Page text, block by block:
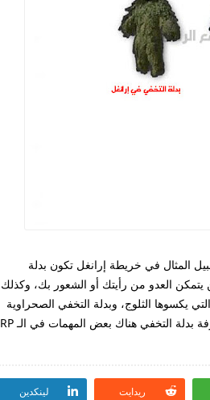
المثال في خريطة إرانغل تكون بدلة
العدو من رأيتك أو الشعور بك، وكذلك
يكسوها الثلوج، وبدلة التخفي الصحراوية
في خريطة ميرامار التي يغلب عليها طابع الصحراء والجبال، لماذا يجب عليك معرفة بدلة التخفي هناك بعض المهمات في الـ RP
ريدايت لينكدين